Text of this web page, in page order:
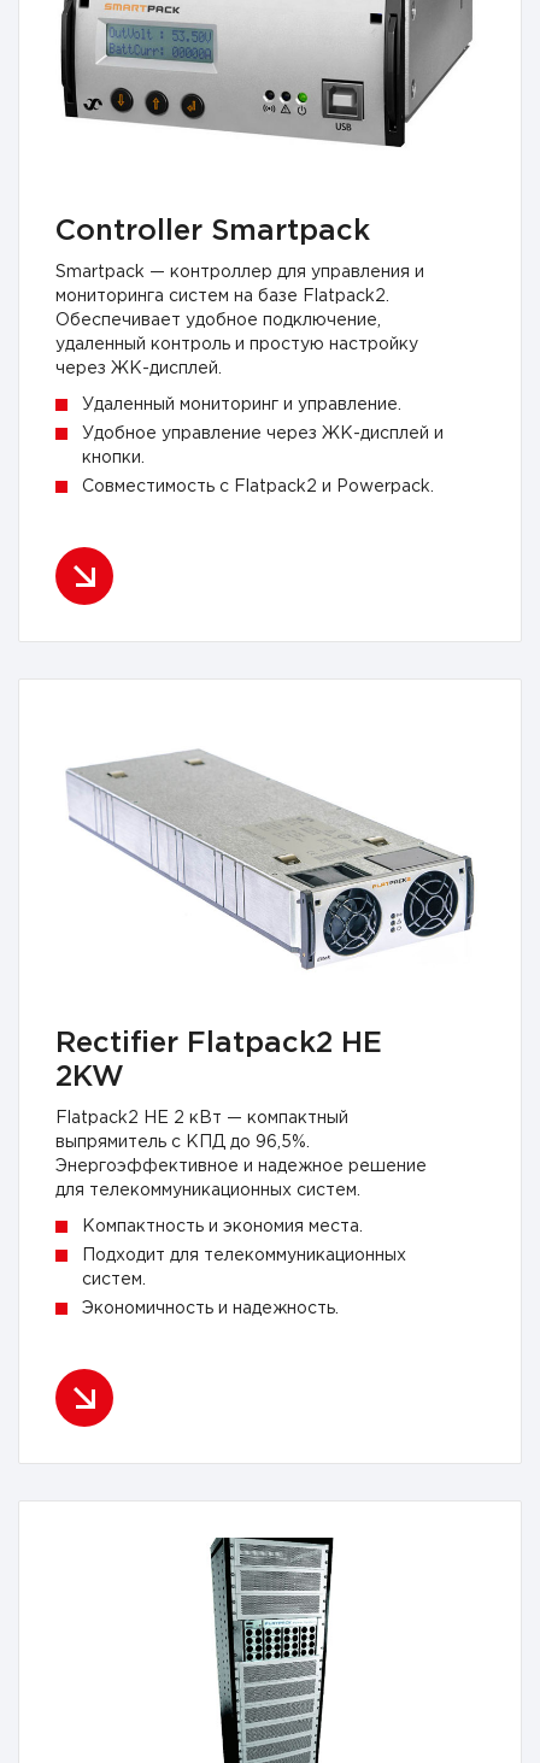
Controller Smartpack
Smartpack — контроллер для управления и
мониторинга систем на базе Flatpack2.
Обеспечивает удобное подключение,
удаленный контроль и простую настройку
через ЖК-дисплей.
Удаленный мониторинг и управление.
Удобное управление через ЖК-дисплей и
кнопки.
Совместимость с Flatpack2 и Powerpack.
Rectifier Flatpack2 HE
2KW
Flatpack2 HE 2 кВт — компактный
выпрямитель с КПД до 96,5%.
Энергоэффективное и надежное решение
для телекоммуникационных систем.
Компактность и экономия места.
Подходит для телекоммуникационных
систем.
Экономичность и надежность.